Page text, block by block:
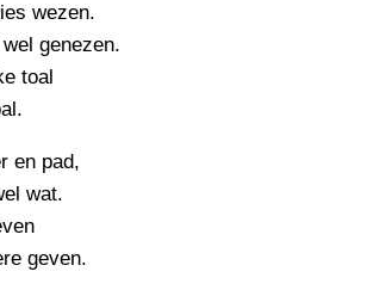
wezen.
genezen.
toal
en pad,
wat.
geven.